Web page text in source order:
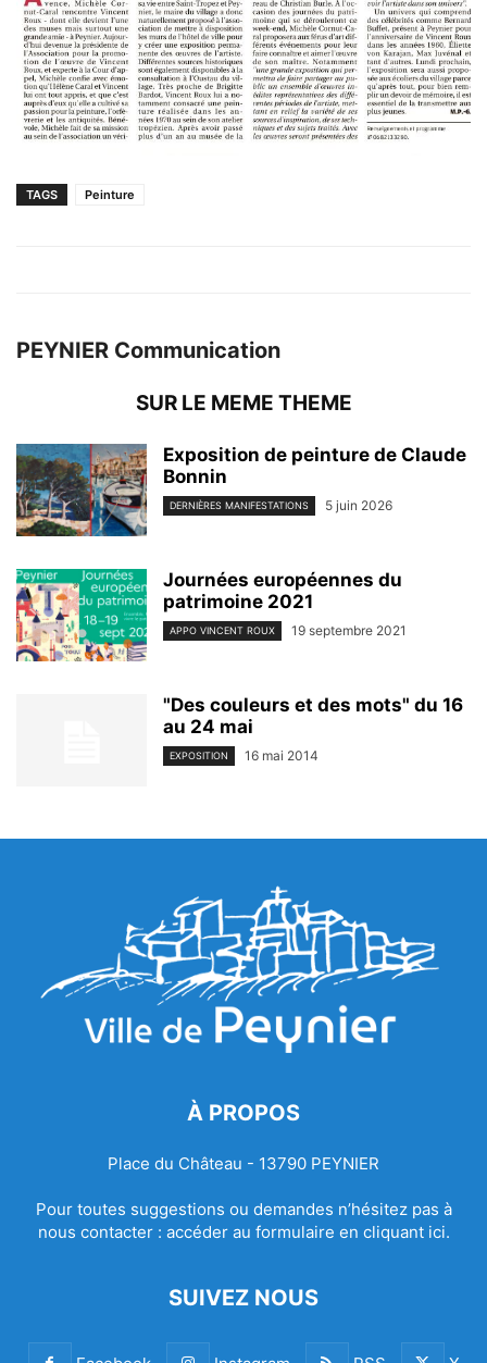
TAGS Peinture
PEYNIER Communication
SUR LE MEME THEME
Exposition de peinture de Claude
Bonnin
DERNIÈRES MANIFESTATIONS 5 juin 2026
Journées européennes du
patrimoine 2021
APPO VINCENT ROUX 19 septembre 2021
"Des couleurs et des mots" du 16
au 24 mai
EXPOSITION 16 mai 2014
À PROPOS
Place du Château - 13790 PEYNIER
Pour toutes suggestions ou demandes n’hésitez pas à
nous contacter : accéder au formulaire en cliquant ici.
SUIVEZ NOUS